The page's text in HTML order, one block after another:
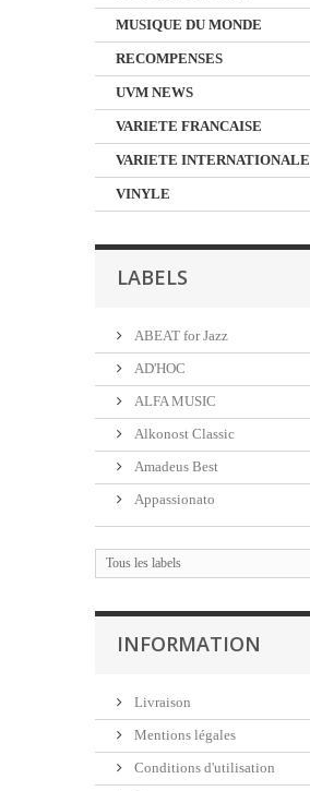
MUSIQUE DU MONDE
RECOMPENSES
UVM NEWS
VARIETE FRANCAISE
VARIETE INTERNATIONALE
VINYLE
LABELS
ABEAT for Jazz
AD'HOC
ALFA MUSIC
Alkonost Classic
Amadeus Best
Appassionato
Tous les labels
INFORMATION
Livraison
Mentions légales
Conditions d'utilisation